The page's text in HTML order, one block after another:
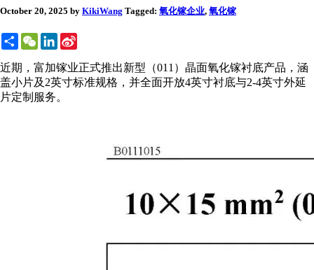
October 20, 2025 by KikiWang Tagged: 氧化镓企业, 氧化镓
ShareWeChatLinkedIn
近期，富加镓业正式推出新型（011）晶面氧化镓衬底产品，涵
盖小片及2英寸标准规格，并全面开放4英寸衬底与2-4英寸外延
片定制服务。